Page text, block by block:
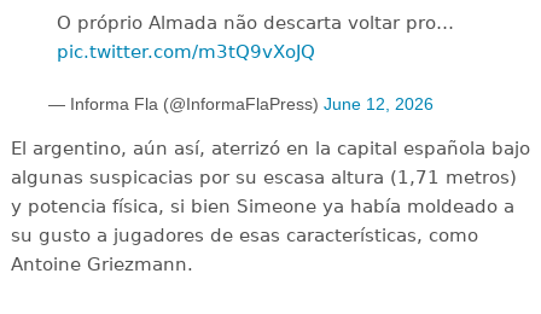
O próprio Almada não descarta voltar pro…
pic.twitter.com/m3tQ9vXoJQ
— Informa Fla (@InformaFlaPress) June 12, 2026
El argentino, aún así, aterrizó en la capital española bajo
algunas suspicacias por su escasa altura (1,71 metros)
y potencia física, si bien Simeone ya había moldeado a
su gusto a jugadores de esas características, como
Antoine Griezmann.